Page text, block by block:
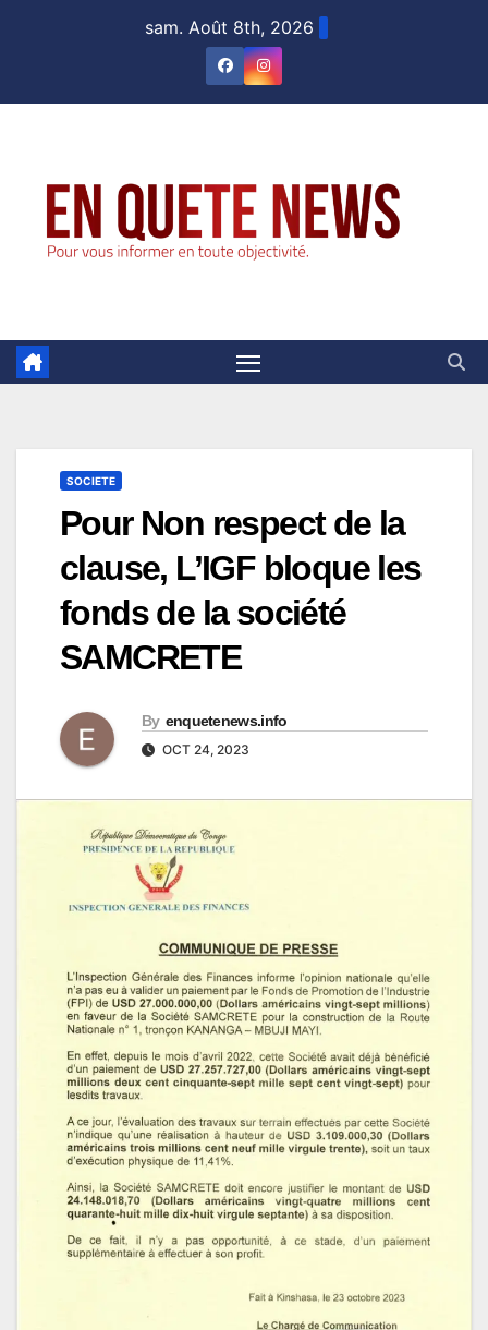
sam. Août 8th, 2026
SOCIETE
Pour Non respect de la
clause, L’IGF bloque les
fonds de la société
SAMCRETE
By enquetenews.info
OCT 24, 2023